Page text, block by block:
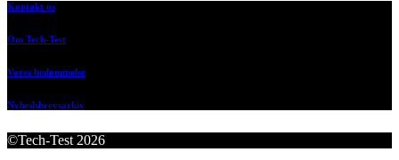
Kontakt os
Om Tech-Test
Vores bedømmelse
Nyhedsbrevsarkiv
©Tech-Test 2026